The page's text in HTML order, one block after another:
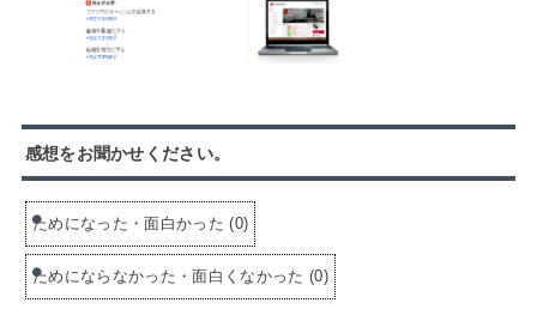
感想をお聞かせください。
ためになった・面白かった (0)
ためにならなかった・面白くなかった (0)